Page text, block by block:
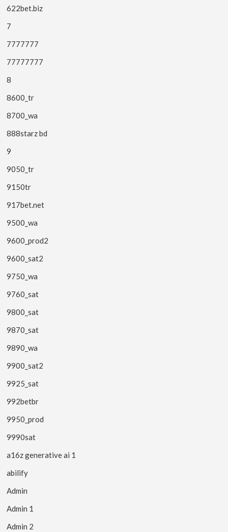
622bet.biz
7
7777777
77777777
8
8600_tr
8700_wa
888starz bd
9
9050_tr
9150tr
917bet.net
9500_wa
9600_prod2
9600_sat2
9750_wa
9760_sat
9800_sat
9870_sat
9890_wa
9900_sat2
9925_sat
992betbr
9950_prod
9990sat
a16z generative ai 1
abilify
Admin
Admin 1
Admin 2